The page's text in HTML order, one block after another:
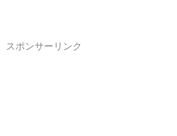
スポンサーリンク